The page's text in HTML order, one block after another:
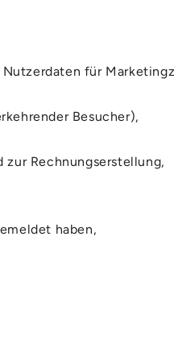
für
Besucher),
zur Rechnungserstellung,
haben,